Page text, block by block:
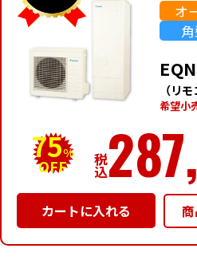
オ
（リ
希望⼩
75%
OFF 税
込